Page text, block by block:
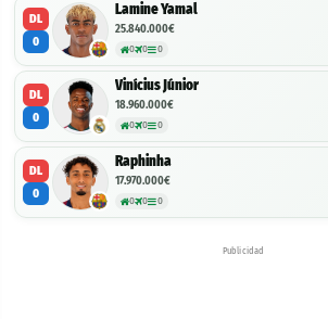
DL
0
Lamine Yamal
25.840.000€
0 0 0
DL
0
Vinícius Júnior
18.960.000€
0 0 0
DL
0
Raphinha
17.970.000€
0 0 0
Publicidad